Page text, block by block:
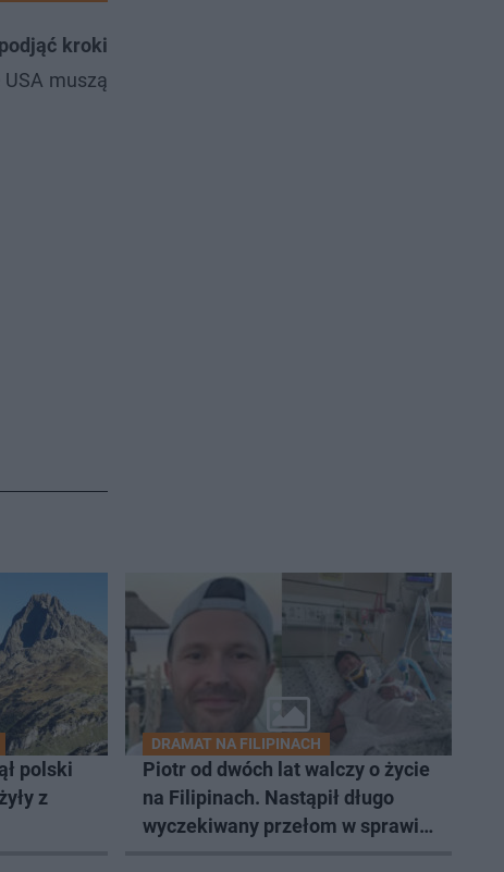
kroki
USA muszą
polski
z
DRAMAT NA FILIPINACH
Piotr od dwóch lat walczy o życie
na Filipinach. Nastąpił długo
wyczekiwany przełom w sprawie